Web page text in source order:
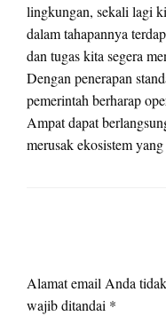
lingkungan, sekali lagi
dalam tahapannya
dan tugas kita segera
Dengan penerapan
pemerintah berharap
Ampat dapat
merusak ekosistem yang
Alamat email Anda
wajib ditandai *